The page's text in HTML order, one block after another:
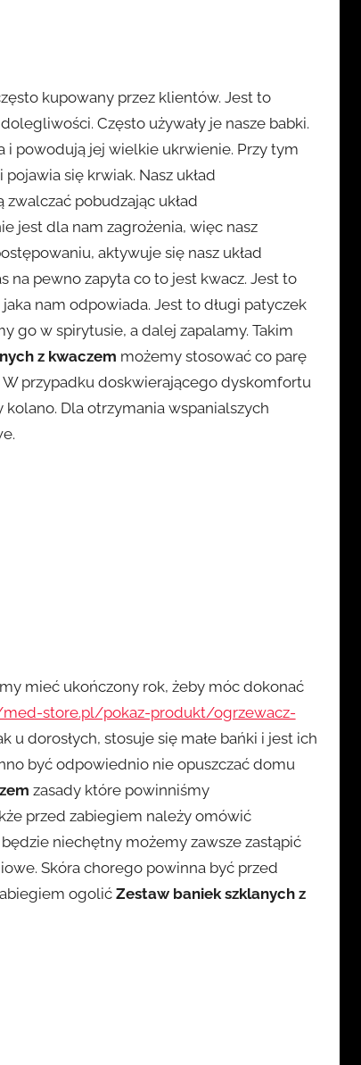
kupowany przez klientów. Jest to
Często używały je nasze babki.
i powodują jej wielkie ukrwienie. Przy tym
się krwiak. Nasz układ
pobudzając układ
jest dla nam zagrożenia, więc nasz
aktywuje się nasz układ
na pewno zapyta co to jest kwacz. Jest to
nam odpowiada. Jest to długi patyczek
go w spirytusie, a dalej zapalamy. Takim
z kwaczem możemy stosować co parę
przypadku doskwierającego dyskomfortu
Dla otrzymania wspanialszych
mieć ukończony rok, żeby móc dokonać
store.pl/pokaz-produkt/ogrzewacz-
u dorosłych, stosuje się małe bańki i jest ich
być odpowiednio nie opuszczać domu
zasady które powinniśmy
przed zabiegiem należy omówić
niechętny możemy zawsze zastąpić
Skóra chorego powinna być przed
ogolić Zestaw baniek szklanych z